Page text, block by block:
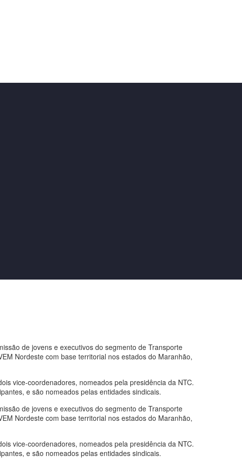
de jovens e executivos do segmento de Transporte
Nordeste com base territorial nos estados do Maranhão,
vice-coordenadores, nomeados pela presidência da NTC.
e são nomeados pelas entidades sindicais.
de jovens e executivos do segmento de Transporte
Nordeste com base territorial nos estados do Maranhão,
vice-coordenadores, nomeados pela presidência da NTC.
e são nomeados pelas entidades sindicais.